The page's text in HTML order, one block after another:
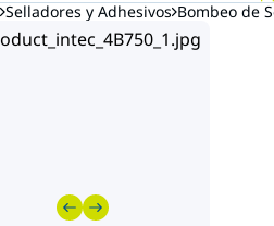
Selladores y Adhesivos Bombeo de